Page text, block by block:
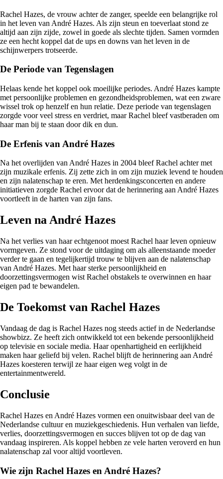
Rachel Hazes, de vrouw achter de zanger, speelde een belangrijke rol
in het leven van André Hazes. Als zijn steun en toeverlaat stond ze
altijd aan zijn zijde, zowel in goede als slechte tijden. Samen vormden
ze een hecht koppel dat de ups en downs van het leven in de
schijnwerpers trotseerde.
De Periode van Tegenslagen
Helaas kende het koppel ook moeilijke periodes. André Hazes kampte
met persoonlijke problemen en gezondheidsproblemen, wat een zware
wissel trok op henzelf en hun relatie. Deze periode van tegenslagen
zorgde voor veel stress en verdriet, maar Rachel bleef vastberaden om
haar man bij te staan door dik en dun.
De Erfenis van André Hazes
Na het overlijden van André Hazes in 2004 bleef Rachel achter met
zijn muzikale erfenis. Zij zette zich in om zijn muziek levend te houden
en zijn nalatenschap te eren. Met herdenkingsconcerten en andere
initiatieven zorgde Rachel ervoor dat de herinnering aan André Hazes
voortleeft in de harten van zijn fans.
Leven na André Hazes
Na het verlies van haar echtgenoot moest Rachel haar leven opnieuw
vormgeven. Ze stond voor de uitdaging om als alleenstaande moeder
verder te gaan en tegelijkertijd trouw te blijven aan de nalatenschap
van André Hazes. Met haar sterke persoonlijkheid en
doorzettingsvermogen wist Rachel obstakels te overwinnen en haar
eigen pad te bewandelen.
De Toekomst van Rachel Hazes
Vandaag de dag is Rachel Hazes nog steeds actief in de Nederlandse
showbizz. Ze heeft zich ontwikkeld tot een bekende persoonlijkheid
op televisie en sociale media. Haar openhartigheid en eerlijkheid
maken haar geliefd bij velen. Rachel blijft de herinnering aan André
Hazes koesteren terwijl ze haar eigen weg volgt in de
entertainmentwereld.
Conclusie
Rachel Hazes en André Hazes vormen een onuitwisbaar deel van de
Nederlandse cultuur en muziekgeschiedenis. Hun verhalen van liefde,
verlies, doorzettingsvermogen en succes blijven tot op de dag van
vandaag inspireren. Als koppel hebben ze vele harten veroverd en hun
nalatenschap zal voor altijd voortleven.
Wie zijn Rachel Hazes en André Hazes?